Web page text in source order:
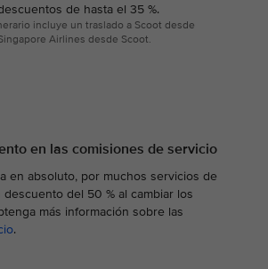
de hasta el 35 %.
incluye un traslado a Scoot desde
Airlines desde Scoot.
en las comisiones de servicio
en absoluto, por muchos servicios de
descuento del 50 % al cambiar los
más información sobre las
.